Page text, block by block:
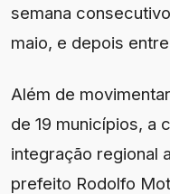
semana
maio, e depois
Além de
de 19 municípios, a
integração regional
prefeito Rodolfo